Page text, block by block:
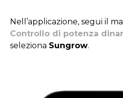
Nell’applicazione, segui il
Controllo di potenza
seleziona Sungrow.